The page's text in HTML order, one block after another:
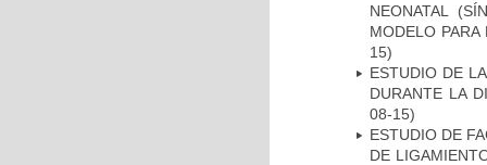
NEONATAL
MODELO
15)
ESTUDIO DE
DURANTE LA
08-15)
ESTUDIO DE
DE